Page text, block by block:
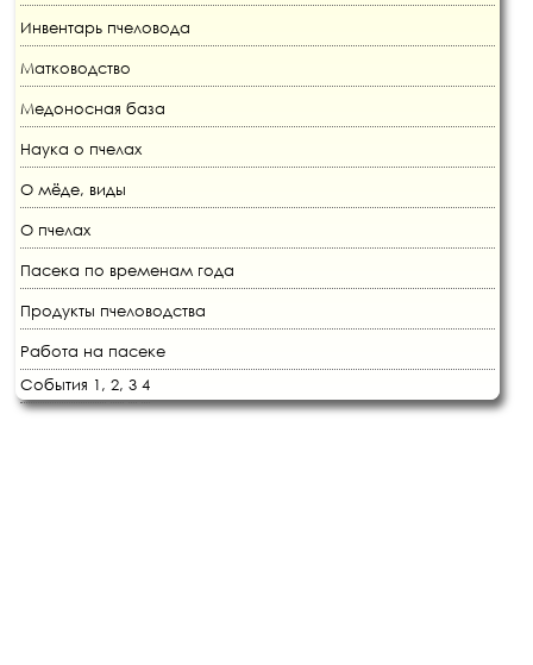
Инвентарь пчеловода
Матководство
Медоносная база
Наука о пчелах
О мёде, виды
О пчелах
Пасека по временам года
Продукты пчеловодства
Работа на пасеке
События 1, 2, 3 4